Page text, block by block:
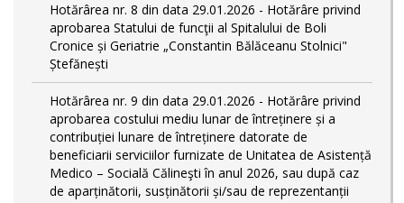
Hotărârea nr. 8 din data 29.01.2026 - Hotărâre privind
aprobarea Statului de funcţii al Spitalului de Boli
Cronice și Geriatrie „Constantin Bălăceanu Stolnici"
Ștefănești
Hotărârea nr. 9 din data 29.01.2026 - Hotărâre privind
aprobarea costului mediu lunar de întreținere și a
contribuției lunare de întreținere datorate de
beneficiarii serviciilor furnizate de Unitatea de Asistență
Medico – Socială Călineşti în anul 2026, sau după caz
de aparținătorii, susținătorii și/sau de reprezentanții